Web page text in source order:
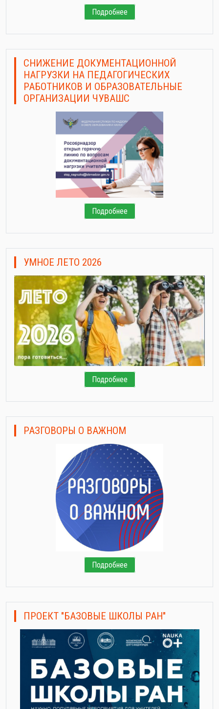
Подробнее
СНИЖЕНИЕ ДОКУМЕНТАЦИОННОЙ
НАГРУЗКИ НА ПЕДАГОГИЧЕСКИХ
РАБОТНИКОВ И ОБРАЗОВАТЕЛЬНЫЕ
ОРГАНИЗАЦИИ ЧУВАШС
Подробнее
УМНОЕ ЛЕТО 2026
Подробнее
РАЗГОВОРЫ О ВАЖНОМ
Подробнее
ПРОЕКТ "БАЗОВЫЕ ШКОЛЫ РАН"